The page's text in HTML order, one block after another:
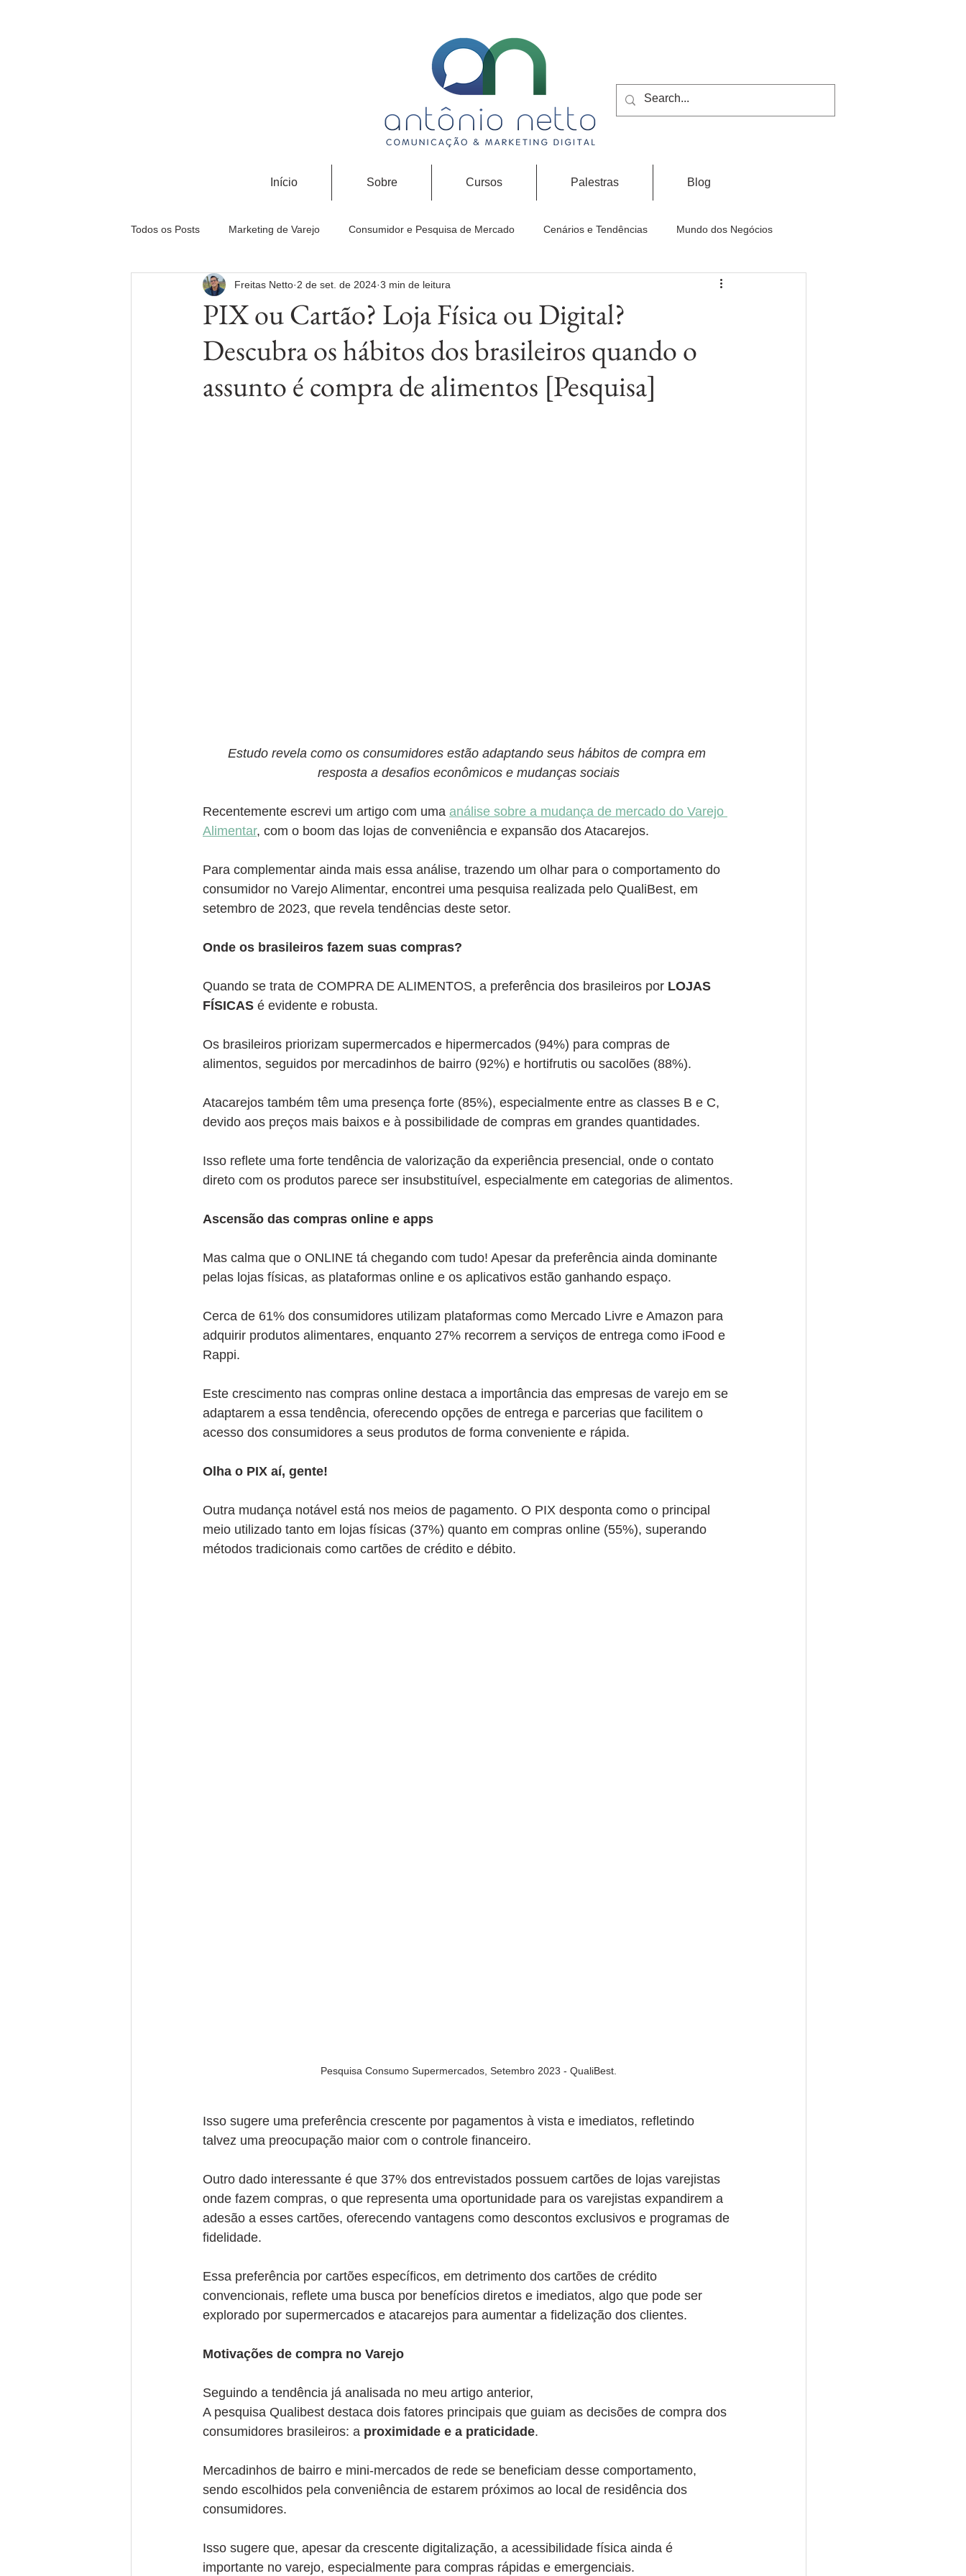
Início Sobre Cursos Palestras Blog
Todos os Posts Marketing de Varejo Consumidor e Pesquisa de Mercado Cenários e Tendências Mundo dos Negócios
Marketing Digital
PIX ou Cartão? Loja Física ou Digital?
Descubra os hábitos dos brasileiros quando o
assunto é compra de alimentos [Pesquisa]
Freitas Netto 2 de set. de 2024 3 min de leitura
Estudo revela como os consumidores estão adaptando seus hábitos de compra em
resposta a desafios econômicos e mudanças sociais
Recentemente escrevi um artigo com uma análise sobre a mudança de mercado do Varejo
Alimentar, com o boom das lojas de conveniência e expansão dos Atacarejos.
Para complementar ainda mais essa análise, trazendo um olhar para o comportamento do
consumidor no Varejo Alimentar, encontrei uma pesquisa realizada pelo QualiBest, em
setembro de 2023, que revela tendências deste setor.
Onde os brasileiros fazem suas compras?
Quando se trata de COMPRA DE ALIMENTOS, a preferência dos brasileiros por LOJAS
FÍSICAS é evidente e robusta.
Os brasileiros priorizam supermercados e hipermercados (94%) para compras de
alimentos, seguidos por mercadinhos de bairro (92%) e hortifrutis ou sacolões (88%).
Atacarejos também têm uma presença forte (85%), especialmente entre as classes B e C,
devido aos preços mais baixos e à possibilidade de compras em grandes quantidades.
Isso reflete uma forte tendência de valorização da experiência presencial, onde o contato
direto com os produtos parece ser insubstituível, especialmente em categorias de alimentos.
Ascensão das compras online e apps
Mas calma que o ONLINE tá chegando com tudo! Apesar da preferência ainda dominante
pelas lojas físicas, as plataformas online e os aplicativos estão ganhando espaço.
Cerca de 61% dos consumidores utilizam plataformas como Mercado Livre e Amazon para
adquirir produtos alimentares, enquanto 27% recorrem a serviços de entrega como iFood e
Rappi.
Este crescimento nas compras online destaca a importância das empresas de varejo em se
adaptarem a essa tendência, oferecendo opções de entrega e parcerias que facilitem o
acesso dos consumidores a seus produtos de forma conveniente e rápida.
Olha o PIX aí, gente!
Outra mudança notável está nos meios de pagamento. O PIX desponta como o principal
meio utilizado tanto em lojas físicas (37%) quanto em compras online (55%), superando
métodos tradicionais como cartões de crédito e débito.
Pesquisa Consumo Supermercados, Setembro 2023 - QualiBest.
Isso sugere uma preferência crescente por pagamentos à vista e imediatos, refletindo
talvez uma preocupação maior com o controle financeiro.
Outro dado interessante é que 37% dos entrevistados possuem cartões de lojas varejistas
onde fazem compras, o que representa uma oportunidade para os varejistas expandirem a
adesão a esses cartões, oferecendo vantagens como descontos exclusivos e programas de
fidelidade.
Essa preferência por cartões específicos, em detrimento dos cartões de crédito
convencionais, reflete uma busca por benefícios diretos e imediatos, algo que pode ser
explorado por supermercados e atacarejos para aumentar a fidelização dos clientes.
Motivações de compra no Varejo
Seguindo a tendência já analisada no meu artigo anterior,
A pesquisa Qualibest destaca dois fatores principais que guiam as decisões de compra dos
consumidores brasileiros: a proximidade e a praticidade.
Mercadinhos de bairro e mini-mercados de rede se beneficiam desse comportamento,
sendo escolhidos pela conveniência de estarem próximos ao local de residência dos
consumidores.
Isso sugere que, apesar da crescente digitalização, a acessibilidade física ainda é
importante no varejo, especialmente para compras rápidas e emergenciais.